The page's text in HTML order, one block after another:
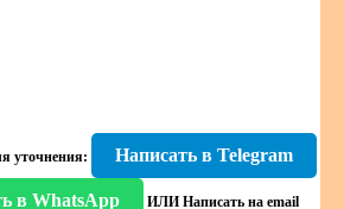
уточнения: Написать в Telegram
в WhatsApp ИЛИ Написать на email